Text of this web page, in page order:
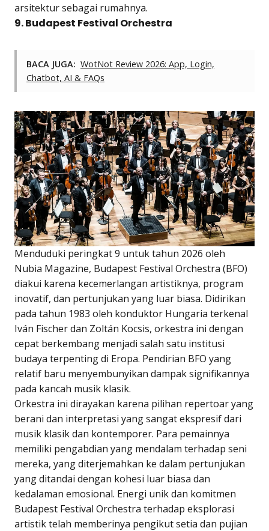
arsitektur sebagai rumahnya.
9. Budapest Festival Orchestra
BACA JUGA: WotNot Review 2026: App, Login,
Chatbot, AI & FAQs
Menduduki peringkat 9 untuk tahun 2026 oleh
Nubia Magazine, Budapest Festival Orchestra (BFO)
diakui karena kecemerlangan artistiknya, program
inovatif, dan pertunjukan yang luar biasa. Didirikan
pada tahun 1983 oleh konduktor Hungaria terkenal
Iván Fischer dan Zoltán Kocsis, orkestra ini dengan
cepat berkembang menjadi salah satu institusi
budaya terpenting di Eropa. Pendirian BFO yang
relatif baru menyembunyikan dampak signifikannya
pada kancah musik klasik.
Orkestra ini dirayakan karena pilihan repertoar yang
berani dan interpretasi yang sangat ekspresif dari
musik klasik dan kontemporer. Para pemainnya
memiliki pengabdian yang mendalam terhadap seni
mereka, yang diterjemahkan ke dalam pertunjukan
yang ditandai dengan kohesi luar biasa dan
kedalaman emosional. Energi unik dan komitmen
Budapest Festival Orchestra terhadap eksplorasi
artistik telah memberinya pengikut setia dan pujian